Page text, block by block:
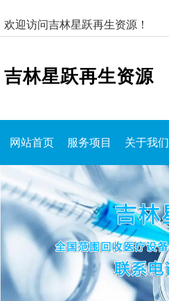
欢迎访问吉林星跃再生资源！
吉林星跃再生资源
网站首页 服务项目 关于我们